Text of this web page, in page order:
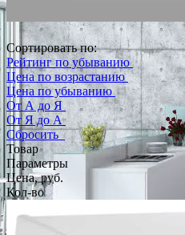
Сортировать по:
Рейтинг по убыванию
Цена по возрастанию
Цена по убыванию
От А до Я
От Я до А
Сбросить
Товар
Параметры
Цена, руб.
Кол-во